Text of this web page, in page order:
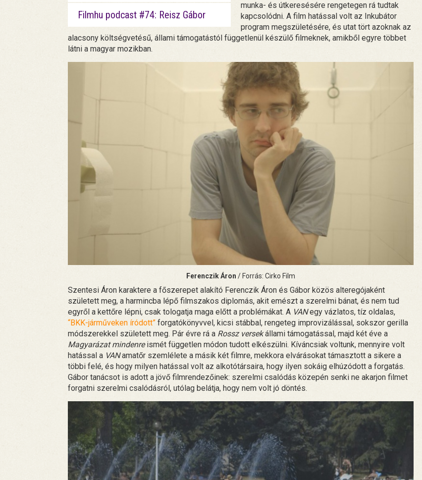
Filmhu podcast #74: Reisz Gábor
munka- és útkeresésére rengetegen rá tudtak
kapcsolódni. A film hatással volt az Inkubátor
program megszületésére, és utat tört azoknak az
alacsony költségvetésű, állami támogatástól függetlenül készülő filmeknek, amikből egyre többet
látni a magyar mozikban.
Ferenczik Áron / Forrás: Cirko Film
Szentesi Áron karaktere a főszerepet alakító Ferenczik Áron és Gábor közös alteregójaként
született meg, a harmincba lépő filmszakos diplomás, akit emészt a szerelmi bánat, és nem tud
egyről a kettőre lépni, csak tologatja maga előtt a problémákat. A VANegy vázlatos, tíz oldalas,
“BKK-járműveken íródott” forgatókönyvvel, kicsi stábbal, rengeteg improvizálással, sokszor gerilla
módszerekkel született meg. Pár évre rá a Rossz versekállami támogatással, majd két éve a
Magyarázat mindenreismét független módon tudott elkészülni. Kíváncsiak voltunk, mennyire volt
hatással a VANamatőr szemlélete a másik két filmre, mekkora elvárásokat támasztott a sikere a
többi felé, és hogy milyen hatással volt az alkotótársaira, hogy ilyen sokáig elhúzódott a forgatás.
Gábor tanácsot is adott a jövő filmrendezőinek: szerelmi csalódás közepén senki ne akarjon filmet
forgatni szerelmi csalódásról, utólag belátja, hogy nem volt jó döntés.